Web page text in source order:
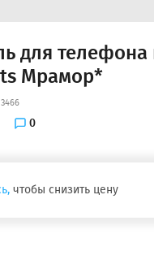
для телефона
Мрамор*
0
чтобы снизить цену